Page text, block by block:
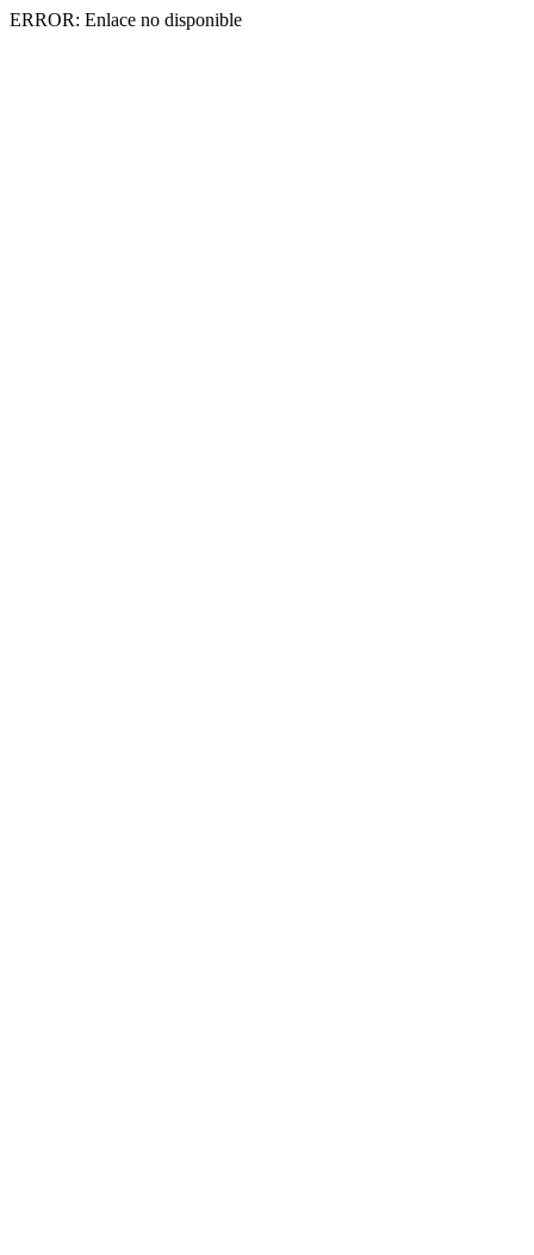
ERROR: Enlace no disponible